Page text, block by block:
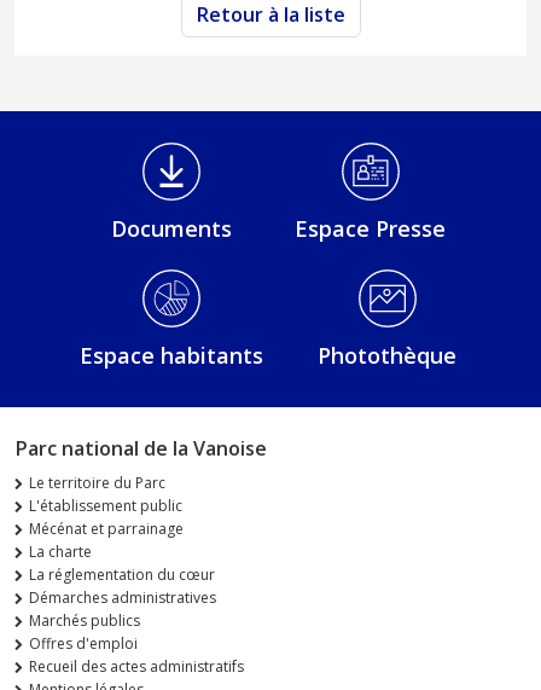
Retour à la liste
Médiathèque Footer
Documents Espace Presse
Espace habitants Photothèque
Parc national de la Vanoise
Le territoire du Parc
L'établissement public
Mécénat et parrainage
La charte
La réglementation du cœur
Démarches administratives
Marchés publics
Offres d'emploi
Recueil des actes administratifs